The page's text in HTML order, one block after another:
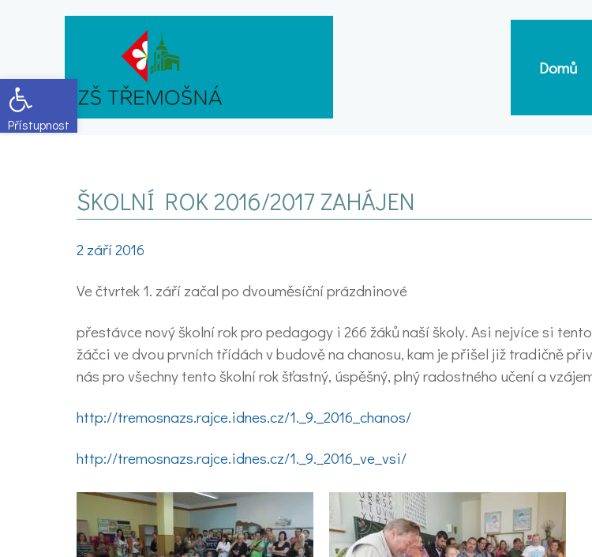
Open toolbar
Domů
ŠKOLNÍ ROK 2016/2017 ZAHÁJEN
2 září 2016
Ve čtvrtek 1. září začal po dvouměsíční prázdninové
přestávce nový školní rok pro pedagogy i 266 žáků naší školy. Asi nejvíce si
žáčci ve dvou prvních třídách v budově na chanosu, kam je přišel již tradičně
nás pro všechny tento školní rok šťastný, úspěšný, plný radostného učení a
http://tremosnazs.rajce.idnes.cz/1._9._2016_chanos/
http://tremosnazs.rajce.idnes.cz/1._9._2016_ve_vsi/